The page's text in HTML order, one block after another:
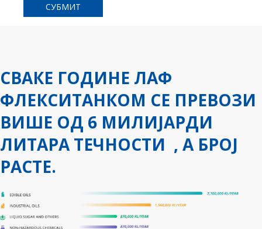
СУБМИТ
СВАКЕ ГОДИНЕ ЛАФ
ФЛЕКСИТАНКОМ СЕ ПРЕВОЗИ
ВИШЕ ОД 6 МИЛИЈАРДИ
ЛИТАРА ТЕЧНОСТИ , А БРОЈ
РАСТЕ.